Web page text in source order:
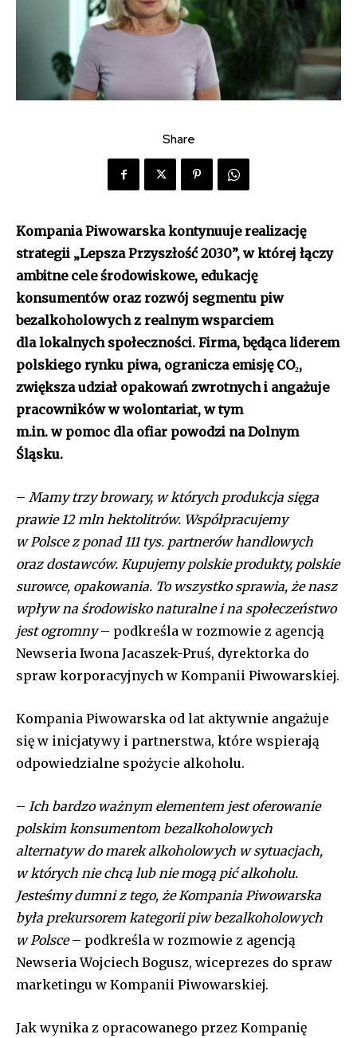
Share
Kompania Piwowarska kontynuuje realizację
strategii „Lepsza Przyszłość 2030”, w której łączy
ambitne cele środowiskowe, edukację
konsumentów oraz rozwój segmentu piw
bezalkoholowych z realnym wsparciem
dla lokalnych społeczności. Firma, będąca liderem
polskiego rynku piwa, ogranicza emisję CO₂,
zwiększa udział opakowań zwrotnych i angażuje
pracowników w wolontariat, w tym
m.in. w pomoc dla ofiar powodzi na Dolnym
Śląsku.
– Mamy trzy browary, w których produkcja sięga
prawie 12 mln hektolitrów. Współpracujemy
w Polsce z ponad 111 tys. partnerów handlowych
oraz dostawców. Kupujemy polskie produkty, polskie
surowce, opakowania. To wszystko sprawia, że nasz
wpływ na środowisko naturalne i na społeczeństwo
jest ogromny– podkreśla w rozmowie z agencją
Newseria Iwona Jacaszek-Pruś, dyrektorka do
spraw korporacyjnych w Kompanii Piwowarskiej.
Kompania Piwowarska od lat aktywnie angażuje
się w inicjatywy i partnerstwa, które wspierają
odpowiedzialne spożycie alkoholu.
– Ich bardzo ważnym elementem jest oferowanie
polskim konsumentom bezalkoholowych
alternatyw do marek alkoholowych w sytuacjach,
w których nie chcą lub nie mogą pić alkoholu.
Jesteśmy dumni z tego, że Kompania Piwowarska
była prekursorem kategorii piw bezalkoholowych
w Polsce– podkreśla w rozmowie z agencją
Newseria Wojciech Bogusz, wiceprezes do spraw
marketingu w Kompanii Piwowarskiej.
Jak wynika z opracowanego przez Kompanię